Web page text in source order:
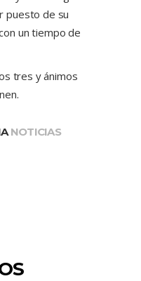
puesto de su
un tiempo de
tres y ánimos
NOTICIAS